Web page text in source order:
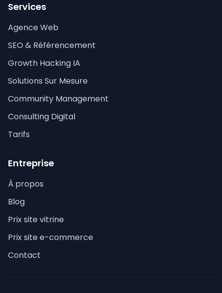
Services
Agence Web
SEO & Référencement
Growth Hacking IA
Solutions Sur Mesure
Community Management
Consulting Digital
Tarifs
Entreprise
À propos
Blog
Prix site vitrine
Prix site e-commerce
Contact